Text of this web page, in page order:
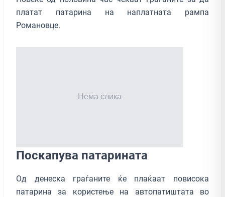
платат патарина на наплатната рампа
Романовце.
Поскапува патарината
Од денеска граѓаните ќе плаќаат повисока
патарина за користење на автопатиштата во